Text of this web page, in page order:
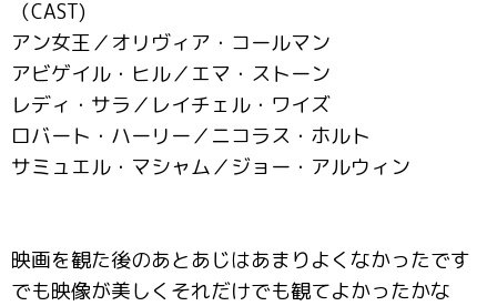
（CAST)
アン女王／オリヴィア・コールマン
アビゲイル・ヒル／エマ・ストーン
レディ・サラ／レイチェル・ワイズ
ロバート・ハーリー／ニコラス・ホルト
サミュエル・マシャム／ジョー・アルウィン
映画を観た後のあとあじはあまりよくなかったです
でも映像が美しくそれだけでも観てよかったかな